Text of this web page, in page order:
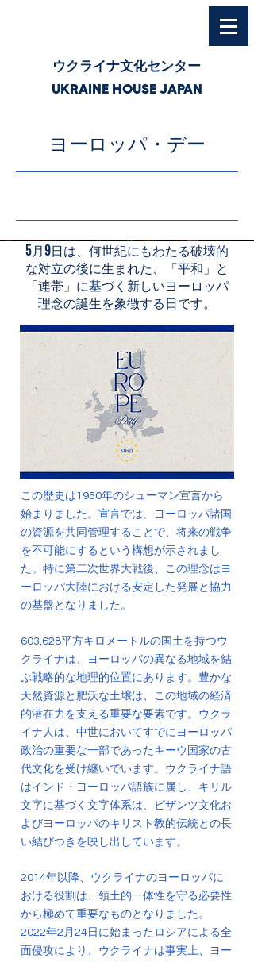
ウクライナ文化センター
UKRAINE HOUSE JAPAN
ヨーロッパ・デー
5月9日は、何世紀にもわたる破壊的
な対立の後に生まれた、「平和」と
「連帯」に基づく新しいヨーロッパ
理念の誕生を象徴する日です。
この歴史は1950年のシューマン宣言から
始まりました。宣言では、ヨーロッパ諸国
の資源を共同管理することで、将来の戦争
を不可能にするという構想が示されまし
た。特に第二次世界大戦後、この理念はヨ
ーロッパ大陸における安定した発展と協力
の基盤となりました。
603,628平方キロメートルの国土を持つウ
クライナは、ヨーロッパの異なる地域を結
ぶ戦略的な地理的位置にあります。豊かな
天然資源と肥沃な土壌は、この地域の経済
的潜在力を支える重要な要素です。ウクラ
イナ人は、中世においてすでにヨーロッパ
政治の重要な一部であったキーウ国家の古
代文化を受け継いでいます。ウクライナ語
はインド・ヨーロッパ語族に属し、キリル
文字に基づく文字体系は、ビザンツ文化お
よびヨーロッパのキリスト教的伝統との長
い結びつきを映し出しています。
2014年以降、ウクライナのヨーロッパに
おける役割は、領土的一体性を守る必要性
から極めて重要なものとなりました。
2022年2月24日に始まったロシアによる全
面侵攻により、ウクライナは事実上、ヨー